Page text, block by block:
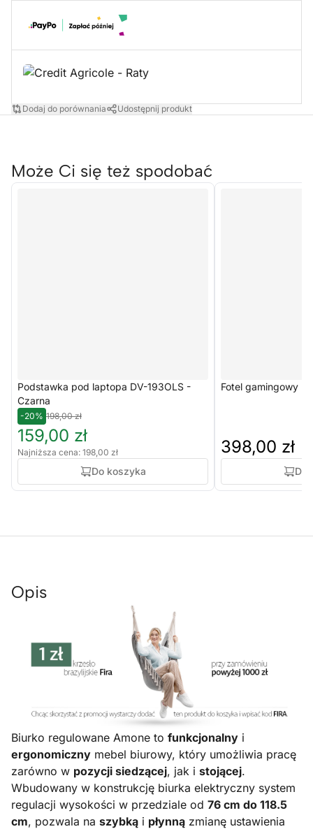
Dodaj do porównania Udostępnij produkt
Może Ci się też spodobać
Podstawka pod laptopa DV-193OLS -
Czarna
-20% 198,00 zł
159,00 zł
Najniższa cena: 198,00 zł
Do koszyka
Fotel gamingowy
398,00 zł
Do
Opis
Biurko regulowane Amone to funkcjonalny i
ergonomiczny mebel biurowy, który umożliwia pracę
zarówno w pozycji siedzącej, jak i stojącej.
Wbudowany w konstrukcję biurka elektryczny system
regulacji wysokości w przedziale od 76 cm do 118.5
cm, pozwala na szybką i płynną zmianę ustawienia